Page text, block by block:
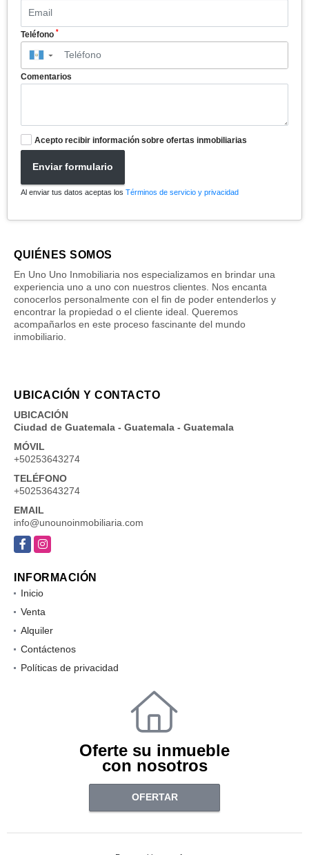
Teléfono *
▼
Comentarios
Acepto recibir información sobre ofertas inmobiliarias
Enviar formulario
Al enviar tus datos aceptas los Términos de servicio y privacidad
QUIÉNES SOMOS
En Uno Uno Inmobiliaria nos especializamos en brindar una
experiencia uno a uno con nuestros clientes. Nos encanta
conocerlos personalmente con el fin de poder entenderlos y
encontrar la propiedad o el cliente ideal. Queremos
acompañarlos en este proceso fascinante del mundo
inmobiliario.
UBICACIÓN Y CONTACTO
UBICACIÓN
Ciudad de Guatemala - Guatemala - Guatemala
MÓVIL
+50253643274
TELÉFONO
+50253643274
EMAIL
info@unounoinmobiliaria.com
FacebookInstagram
INFORMACIÓN
Inicio
Venta
Alquiler
Contáctenos
Políticas de privacidad
Oferte su inmueble
con nosotros
OFERTAR